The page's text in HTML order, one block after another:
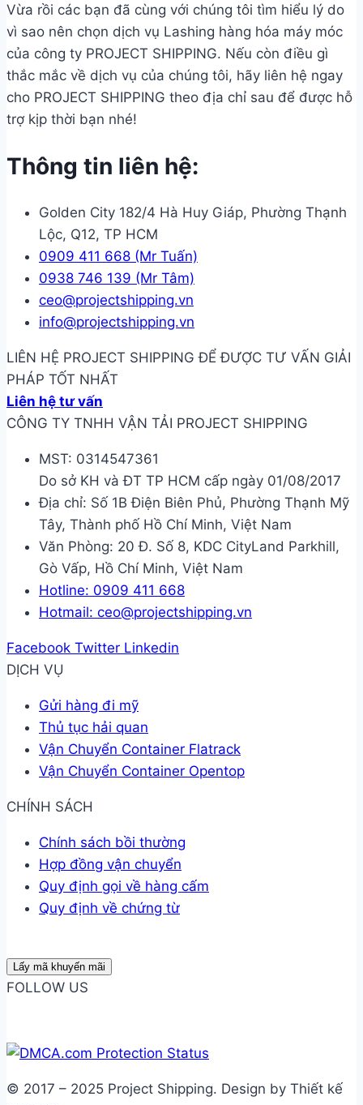
Vừa rồi các bạn đã cùng với chúng tôi tìm hiểu lý do
vì sao nên chọn dịch vụ Lashing hàng hóa máy móc
của công ty PROJECT SHIPPING. Nếu còn điều gì
thắc mắc về dịch vụ của chúng tôi, hãy liên hệ ngay
cho PROJECT SHIPPING theo địa chỉ sau để được hỗ
trợ kịp thời bạn nhé!
Thông tin liên hệ:
Golden City 182/4 Hà Huy Giáp, Phường Thạnh
Lộc, Q12, TP HCM
0909 411 668 (Mr Tuấn)
0938 746 139 (Mr Tâm)
ceo@projectshipping.vn
info@projectshipping.vn
LIÊN HỆ PROJECT SHIPPING ĐỂ ĐƯỢC TƯ VẤN GIẢI
PHÁP TỐT NHẤT
Liên hệ tư vấn
CÔNG TY TNHH VẬN TẢI PROJECT SHIPPING
MST: 0314547361
Do sở KH và ĐT TP HCM cấp ngày 01/08/2017
Địa chỉ: Số 1B Điện Biên Phủ, Phường Thạnh Mỹ
Tây, Thành phố Hồ Chí Minh, Việt Nam
Văn Phòng: 20 Đ. Số 8, KDC CityLand Parkhill,
Gò Vấp, Hồ Chí Minh, Việt Nam
Hotline: 0909 411 668
Hotmail: ceo@projectshipping.vn
Facebook Twitter Linkedin
DỊCH VỤ
Gửi hàng đi mỹ
Thủ tục hải quan
Vận Chuyển Container Flatrack
Vận Chuyển Container Opentop
CHÍNH SÁCH
Chính sách bồi thường
Hợp đồng vận chuyển
Quy định gọi về hàng cấm
Quy định về chứng từ
Lấy mã khuyến mãi
FOLLOW US
© 2017 – 2025 Project Shipping. Design by Thiết kế